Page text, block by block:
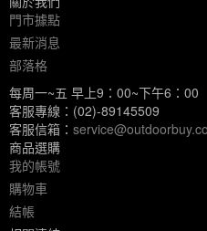
門市據點
最新消息
部落格
每周一~五 早上9：00~下午6：00
客服專線：(02)-89145509
客服信箱：
商品選購
我的帳號
購物車
結帳